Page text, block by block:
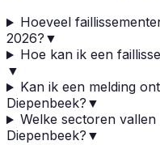
Hoeveel
2026? ▼
Hoe kan ik een
▼
Kan ik een melding
Diepenbeek? ▼
Welke sectoren
Diepenbeek? ▼